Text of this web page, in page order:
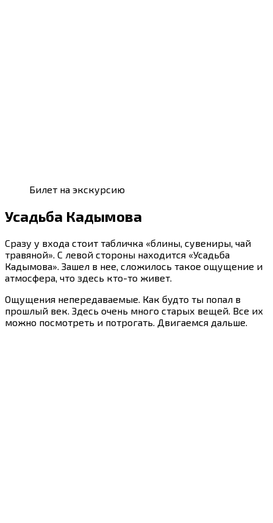
Билет на экскурсию
Усадьба Кадымова
Сразу у входа стоит табличка «блины, сувениры, чай
травяной». С левой стороны находится «Усадьба
Кадымова». Зашел в нее, сложилось такое ощущение и
атмосфера, что здесь кто-то живет.
Ощущения непередаваемые. Как будто ты попал в
прошлый век. Здесь очень много старых вещей. Все их
можно посмотреть и потрогать. Двигаемся дальше.